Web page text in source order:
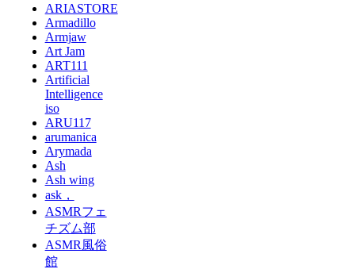
ARIASTORE
Armadillo
Armjaw
Art Jam
ART111
Artificial
Intelligence
iso
ARU117
arumanica
Arymada
Ash
Ash wing
ask，
ASMRフェ
チズム部
ASMR風俗
館